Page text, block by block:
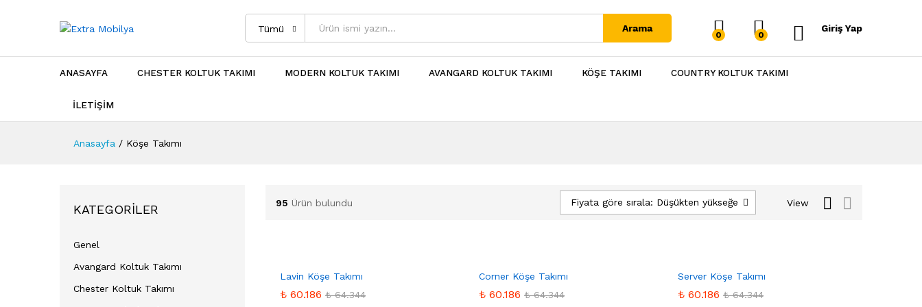
Tümü Arama
0 0
Giriş Yap
ANASAYFA CHESTER KOLTUK TAKIMI MODERN KOLTUK TAKIMI AVANGARD KOLTUK TAKIMI KÖŞE TAKIMI COUNTRY KOLTUK TAKIMI
İLETİŞİM
Anasayfa / Köşe Takımı
95 Ürün bulundu View
Fiyata göre sırala: Düşükten yükseğe
Favo
Lavin Köşe Takımı
₺ 60.186 ₺64.344
₺ 60.186 ₺64.344
Favo
Corner Köşe Takımı
₺60.186 ₺64.344
₺60.186 ₺64.344
Favo
Server Köşe Takımı
₺60.186 ₺64.344
₺60.186 ₺64.344
KATEGORILER
Genel
Avangard Koltuk Takımı
Chester Koltuk Takımı